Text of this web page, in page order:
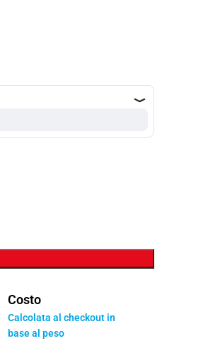
Costo
Calcolata al checkout in
base al peso